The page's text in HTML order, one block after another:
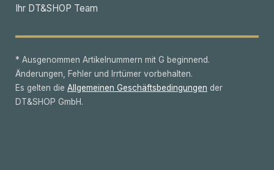
Ihr DT&SHOP Team
* Ausgenommen Artikelnummern mit G beginnend.
Änderungen, Fehler und Irrtümer vorbehalten.
Es gelten die Allgemeinen Geschäftsbedingungen der
DT&SHOP GmbH.